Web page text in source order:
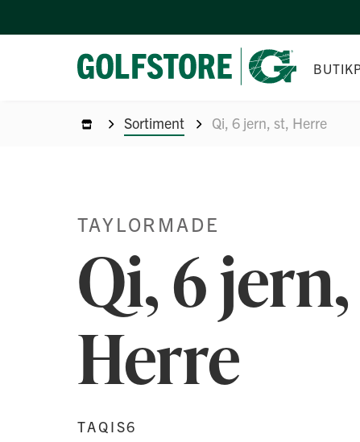
BUTIK
Sortiment Qi, 6 jern, st, Herre
Qi, 6
Herre
TAYLORMADE
TAQIS6